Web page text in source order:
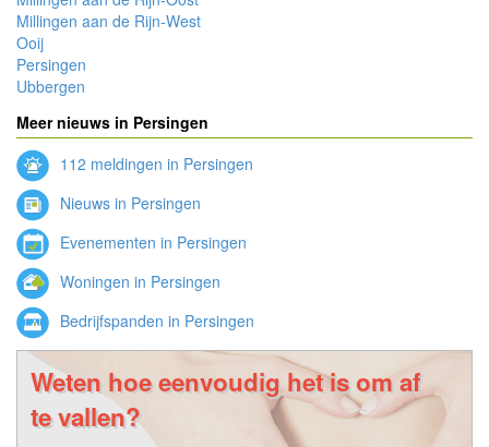
Millingen aan de Rijn-West
Ooij
Persingen
Ubbergen
Meer nieuws in Persingen
112 meldingen in Persingen
Nieuws in Persingen
Evenementen in Persingen
Woningen in Persingen
Bedrijfspanden in Persingen
Weten hoe eenvoudig het is om af
te vallen?